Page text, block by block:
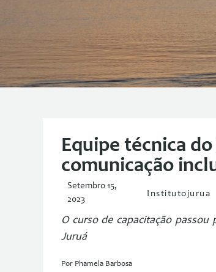
Equipe técnica
comunicação
Setembro 15,
2023
Institutojurua
O curso de capacitação
Juruá
Por Phamela Barbosa